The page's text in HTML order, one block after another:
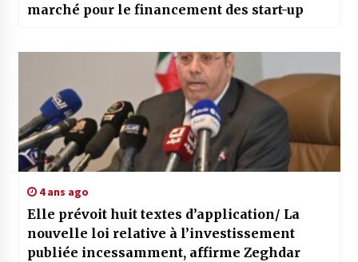
marché pour le financement des start-up
4 ans ago
Elle prévoit huit textes d’application/ La
nouvelle loi relative à l’investissement
publiée incessamment, affirme Zeghdar